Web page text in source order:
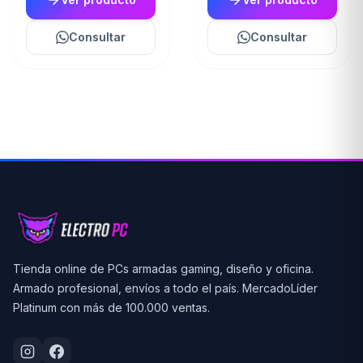
Consultar Consultar
Tienda online de PCs armadas gaming, diseño y oficina.
Armado profesional, envíos a todo el país. MercadoLíder
Platinum con más de 100.000 ventas.